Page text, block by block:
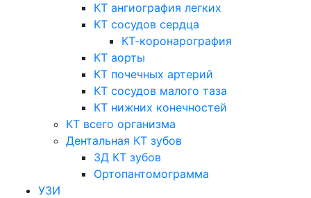
КТ ангиография легких
КТ сосудов сердца
КТ-коронарография
КТ аорты
КТ почечных артерий
КТ сосудов малого таза
КТ нижних конечностей
КТ всего организма
Дентальная КТ зубов
3Д КТ зубов
Ортопантомограмма
УЗИ